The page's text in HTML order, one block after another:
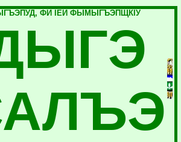
ФИ IЕЙ ФЫМЫГЪЭПЩКIУ